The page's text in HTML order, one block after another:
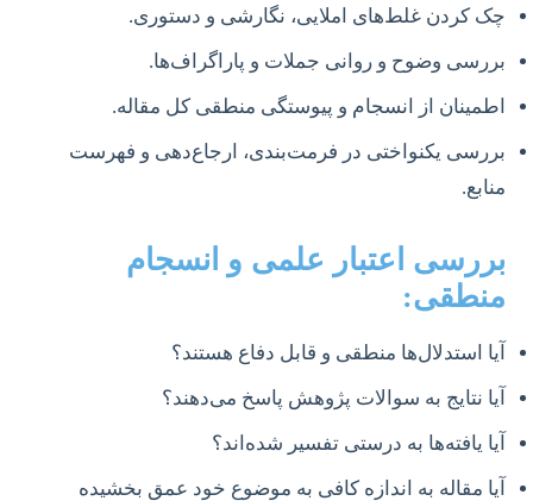
چک کردن غلط‌های املایی، نگارشی و دستوری.
بررسی وضوح و روانی جملات و پاراگراف‌ها.
اطمینان از انسجام و پیوستگی منطقی کل مقاله.
بررسی یکنواختی در فرمت‌بندی، ارجاع‌دهی و فهرست
منابع.
بررسی اعتبار علمی و انسجام
منطقی:
آیا استدلال‌ها منطقی و قابل دفاع هستند؟
آیا نتایج به سوالات پژوهش پاسخ می‌دهند؟
آیا یافته‌ها به درستی تفسیر شده‌اند؟
آیا مقاله به اندازه کافی به موضوع خود عمق بخشیده